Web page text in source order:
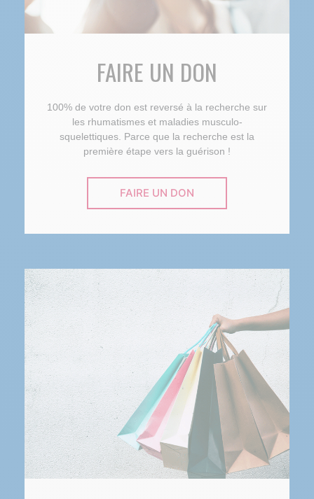
FAIRE UN DON
100% de votre don est reversé à la recherche sur
les rhumatismes et maladies musculo-
squelettiques. Parce que la recherche est la
première étape vers la guérison !
FAIRE UN DON